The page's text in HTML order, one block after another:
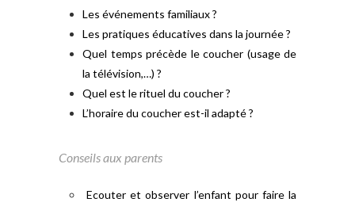
Les événements familiaux ?
Les pratiques éducatives dans la journée ?
Quel temps précède le coucher (usage de
la télévision,…) ?
Quel est le rituel du coucher ?
L’horaire du coucher est-il adapté ?
Conseils aux parents
Ecouter et observer l’enfant pour faire la